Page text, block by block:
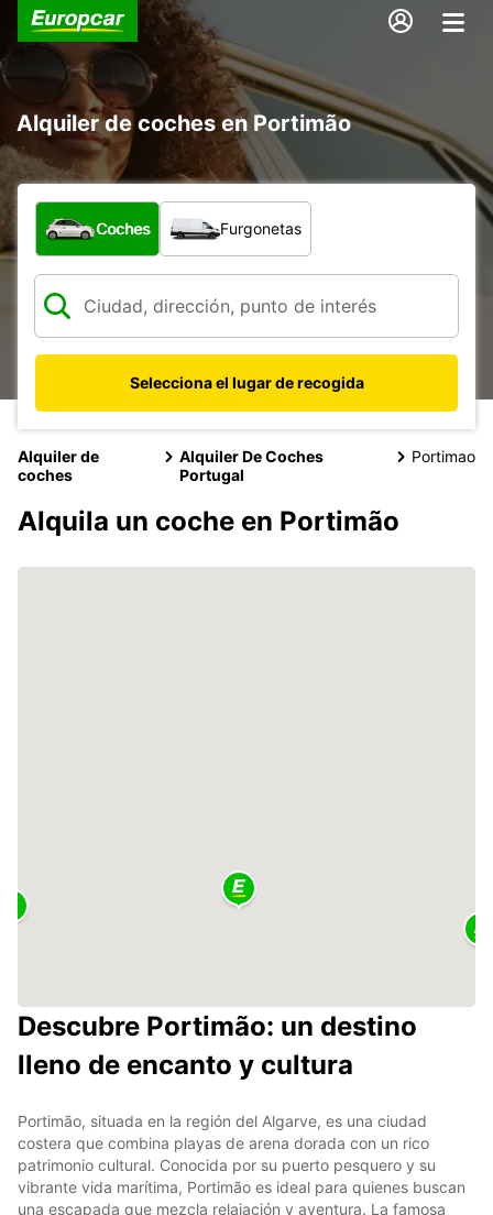
Alquiler de coches en Portimão
¿Qué tipo de vehículo?
Coches Furgonetas
Selecciona el lugar de recogida
Alquiler de
coches
Alquiler De Coches
Portugal
Portimao
Alquila un coche en Portimão
Descubre Portimão: un destino
lleno de encanto y cultura
Portimão, situada en la región del Algarve, es una ciudad
costera que combina playas de arena dorada con un rico
patrimonio cultural. Conocida por su puerto pesquero y su
vibrante vida marítima, Portimão es ideal para quienes buscan
una escapada que mezcla relajación y aventura. La famosa